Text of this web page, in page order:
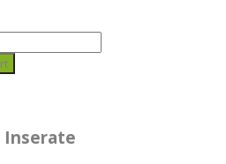
Inserate